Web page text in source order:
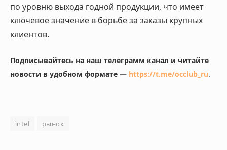
по уровню выхода годной продукции, что имеет
ключевое значение в борьбе за заказы крупных
клиентов.
Подписывайтесь на наш телеграмм канал и читайте
новости в удобном формате — https://t.me/occlub_ru.
intel рынок